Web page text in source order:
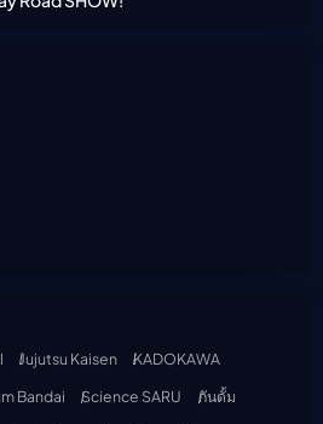
Jujutsu Kaisen
KADOKAWA
Bandai Science SARU
กันดั้ม